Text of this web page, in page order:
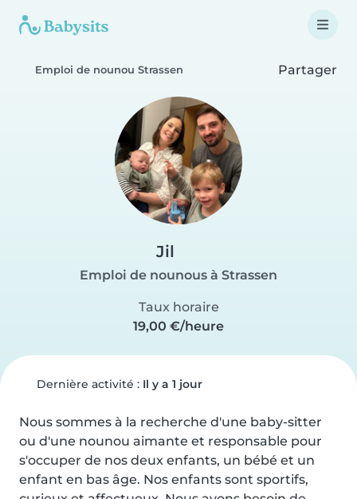
Emploi de nounou Strassen Partager
Jil
Emploi de nounous à Strassen
Taux horaire
19,00 €/heure
Dernière activité : Il y a 1 jour
Nous sommes à la recherche d'une baby-sitter
ou d'une nounou aimante et responsable pour
s'occuper de nos deux enfants, un bébé et un
enfant en bas âge. Nos enfants sont sportifs,